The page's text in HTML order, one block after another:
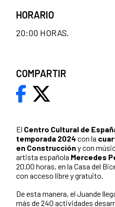
El Centro Cultural de
temporada 2024 con la
en Construccióny con
artista española Mercedes
20.00 horas, en la Casa del
con acceso libre y gratuito.
De esta manera, el Juande
más de 240 actividades
HORARIO
20:00 HORAS.
COMPARTIR